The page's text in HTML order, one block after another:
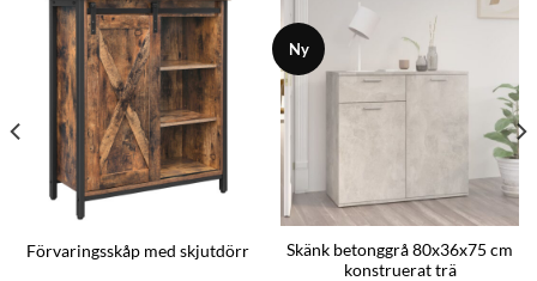
Förvaringsskåp med skjutdörr
Ny
Skänk betonggrå 80x36x75 cm
konstruerat trä